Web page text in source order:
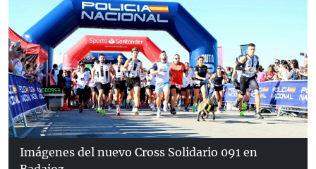
Imágenes del nuevo Cross Solidario 091 en